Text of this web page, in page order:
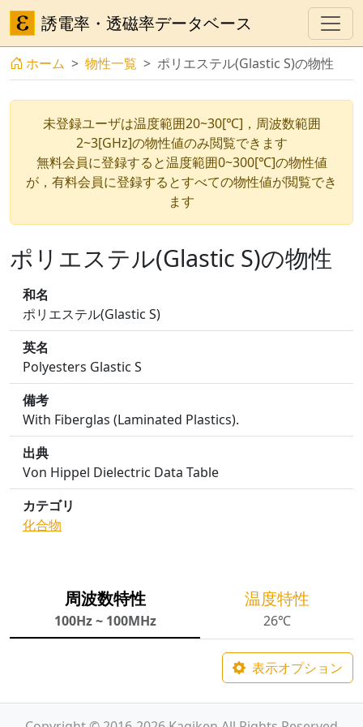
誘電率・透磁率データベース
ホーム 物性一覧 ポリエステル(Glastic S)の物性
未登録ユーザは温度範囲20~30[℃]，周波数範囲
2~3[GHz]の物性値のみ閲覧できます
無料会員に登録すると温度範囲0~300[℃]の物性値
が，有料会員に登録するとすべての物性値が閲覧でき
ます
ポリエステル(Glastic S)の物性
和名
ポリエステル(Glastic S)
英名
Polyesters Glastic S
備考
With Fiberglas (Laminated Plastics).
出典
Von Hippel Dielectric Data Table
カテゴリ
化合物
周波数特性
100Hz ~ 100MHz
温度特性
26℃
表示オプション